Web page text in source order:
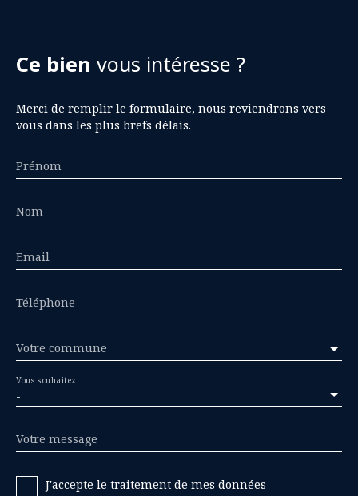
Ce bien vous intéresse ?
Merci de remplir le formulaire, nous reviendrons vers
vous dans les plus brefs délais.
Prénom
Nom
Email
Téléphone
Votre commune
-
Vous souhaitez
Votre message
J'accepte le traitement de mes données